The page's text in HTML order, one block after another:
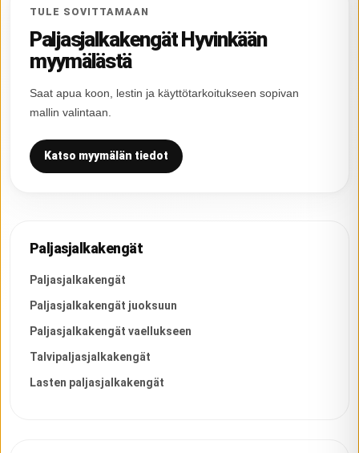
TULE SOVITTAMAAN
Paljasjalkakengät Hyvinkään
myymälästä
Saat apua koon, lestin ja käyttötarkoitukseen sopivan
mallin valintaan.
Katso myymälän tiedot
Paljasjalkakengät
Paljasjalkakengät
Paljasjalkakengät juoksuun
Paljasjalkakengät vaellukseen
Talvipaljasjalkakengät
Lasten paljasjalkakengät